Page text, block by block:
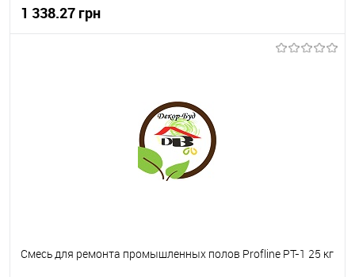
1 338.27 грн
Смесь для ремонта промышленных полов Profline РТ-1 25 кг